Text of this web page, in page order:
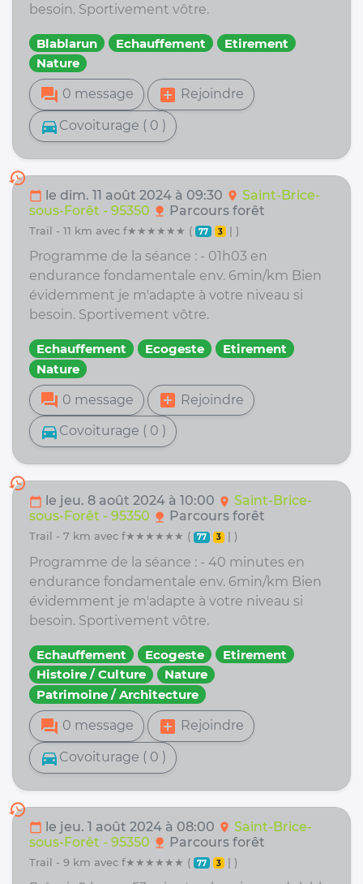
besoin. Sportivement vôtre.
Blablarun Echauffement
Etirement
Nature
forum 0 message add_box Rejoindre
directions_car Covoiturage ( 0 )
history
calendar_today le dim. 11 août 2024 à 09:30 location_on Saint-Brice-
sous-Forêt - 95350 nature Parcours forêt
trail - 11 km avec f★★★★★★ ( 77 3 | )
Programme de la séance : - 01h03 en
endurance fondamentale env. 6min/km Bien
évidemment je m'adapte à votre niveau si
besoin. Sportivement vôtre.
Echauffement Ecogeste
Etirement
Nature
forum 0 message add_box Rejoindre
directions_car Covoiturage ( 0 )
history
calendar_today le jeu. 8 août 2024 à 10:00 location_on Saint-Brice-
sous-Forêt - 95350 nature Parcours forêt
trail - 7 km avec f★★★★★★ ( 77 3 | )
Programme de la séance : - 40 minutes en
endurance fondamentale env. 6min/km Bien
évidemment je m'adapte à votre niveau si
besoin. Sportivement vôtre.
Echauffement Ecogeste
Etirement
Histoire / Culture
Nature
Patrimoine / Architecture
forum 0 message add_box Rejoindre
directions_car Covoiturage ( 0 )
history
calendar_today le jeu. 1 août 2024 à 08:00 location_on Saint-Brice-
sous-Forêt - 95350 nature Parcours forêt
trail - 9 km avec f★★★★★★ ( 77 3 | )